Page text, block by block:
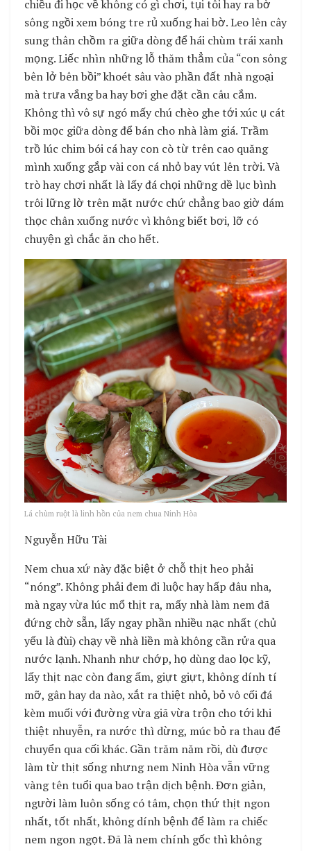
chiều đi học về không có gì chơi, tụi tôi hay ra bờ
sông ngồi xem bóng tre rủ xuống hai bờ. Leo lên cây
sung thân chồm ra giữa dòng để hái chùm trái xanh
mọng. Liếc nhìn những lỗ thăm thẳm của “con sông
bên lở bên bồi” khoét sâu vào phần đất nhà ngoại
mà trưa vắng ba hay bơi ghe đặt cần câu cắm.
Không thì vô sự ngó mấy chú chèo ghe tới xúc ụ cát
bồi mọc giữa dòng để bán cho nhà làm giá. Trầm
trồ lúc chim bói cá hay con cò từ trên cao quăng
mình xuống gắp vài con cá nhỏ bay vút lên trời. Và
trò hay chơi nhất là lấy đá chọi những dề lục bình
trôi lững lờ trên mặt nước chứ chẳng bao giờ dám
thọc chân xuống nước vì không biết bơi, lỡ có
chuyện gì chắc ăn cho hết.
Lá chùm ruột là linh hồn của nem chua Ninh Hòa
Nguyễn Hữu Tài
Nem chua xứ này đặc biệt ở chỗ thịt heo phải
“nóng”. Không phải đem đi luộc hay hấp đâu nha,
mà ngay vừa lúc mổ thịt ra, mấy nhà làm nem đã
đứng chờ sẵn, lấy ngay phần nhiều nạc nhất (chủ
yếu là đùi) chạy về nhà liền mà không cần rửa qua
nước lạnh. Nhanh như chớp, họ dùng dao lọc kỹ,
lấy thịt nạc còn đang ấm, giựt giựt, không dính tí
mỡ, gân hay da nào, xắt ra thiệt nhỏ, bỏ vô cối đá
kèm muối với đường vừa giã vừa trộn cho tới khi
thiệt nhuyễn, ra nước thì dừng, múc bỏ ra thau để
chuyển qua cối khác. Gần trăm năm rồi, dù được
làm từ thịt sống nhưng nem Ninh Hòa vẫn vững
vàng tên tuổi qua bao trận dịch bệnh. Đơn giản,
người làm luôn sống có tâm, chọn thứ thịt ngon
nhất, tốt nhất, không dính bệnh để làm ra chiếc
nem ngon ngọt. Đã là nem chính gốc thì không